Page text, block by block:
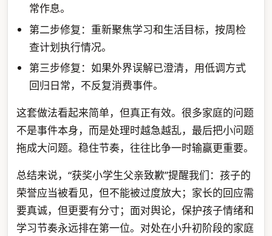
常作息。
第二步修复：重新聚焦学习和生活目标，按周检
查计划执行情况。
第三步修复：如果外界误解已澄清，用低调方式
回归日常，不反复消费事件。
这套做法看起来简单，但真正有效。很多家庭的问题
不是事件本身，而是处理时越急越乱，最后把小问题
拖成大问题。稳住节奏，往往比争一时输赢更重要。
总结来说，“获奖小学生父亲致歉”提醒我们：孩子的
荣誉应当被看见，但不能被过度放大；家长的回应需
要真诚，但更要有分寸；面对舆论，保护孩子情绪和
学习节奏永远排在第一位。对处在小升初阶段的家庭